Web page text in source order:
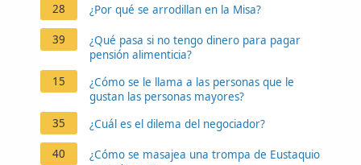
28 ¿Por qué se arrodillan en la Misa?
39
¿Qué pasa si no tengo dinero para pagar
pensión alimenticia?
15
¿Cómo se le llama a las personas que le
gustan las personas mayores?
35
¿Cuál es el dilema del negociador?
40
¿Cómo se masajea una trompa de Eustaquio